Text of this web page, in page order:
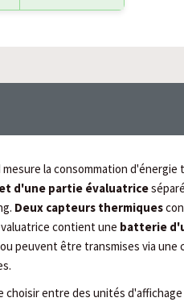
la consommation d'énergie
d'une partie évaluatrice
Deux capteurs thermiques
contient une batterie
peuvent être transmises via une
entre des unités d'affichage